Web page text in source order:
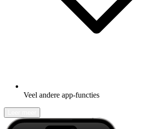
Veel andere app-functies